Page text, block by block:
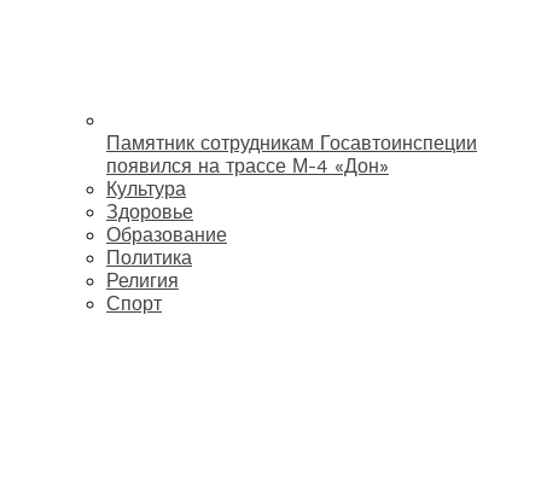
Памятник сотрудникам Госавтоинспеции
появился на трассе М-4 «Дон»
Культура
Здоровье
Образование
Политика
Религия
Спорт